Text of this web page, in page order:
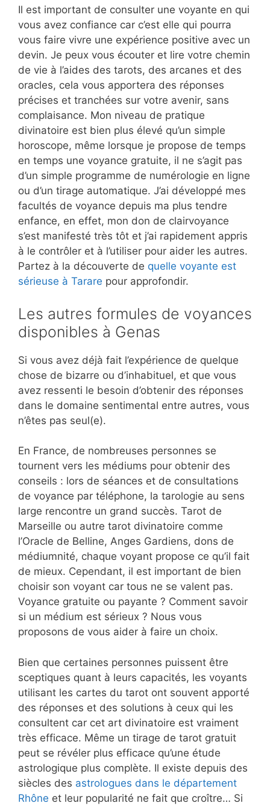
Il est important de consulter une voyante en qui
vous avez confiance car c’est elle qui pourra
vous faire vivre une expérience positive avec un
devin. Je peux vous écouter et lire votre chemin
de vie à l’aides des tarots, des arcanes et des
oracles, cela vous apportera des réponses
précises et tranchées sur votre avenir, sans
complaisance. Mon niveau de pratique
divinatoire est bien plus élevé qu’un simple
horoscope, même lorsque je propose de temps
en temps une voyance gratuite, il ne s’agit pas
d’un simple programme de numérologie en ligne
ou d’un tirage automatique. J’ai développé mes
facultés de voyance depuis ma plus tendre
enfance, en effet, mon don de clairvoyance
s’est manifesté très tôt et j’ai rapidement appris
à le contrôler et à l’utiliser pour aider les autres.
Partez à la découverte de quelle voyante est
sérieuse à Tarare pour approfondir.
Les autres formules de voyances
disponibles à Genas
Si vous avez déjà fait l’expérience de quelque
chose de bizarre ou d’inhabituel, et que vous
avez ressenti le besoin d’obtenir des réponses
dans le domaine sentimental entre autres, vous
n’êtes pas seul(e).
En France, de nombreuses personnes se
tournent vers les médiums pour obtenir des
conseils : lors de séances et de consultations
de voyance par téléphone, la tarologie au sens
large rencontre un grand succès. Tarot de
Marseille ou autre tarot divinatoire comme
l’Oracle de Belline, Anges Gardiens, dons de
médiumnité, chaque voyant propose ce qu’il fait
de mieux. Cependant, il est important de bien
choisir son voyant car tous ne se valent pas.
Voyance gratuite ou payante ? Comment savoir
si un médium est sérieux ? Nous vous
proposons de vous aider à faire un choix.
Bien que certaines personnes puissent être
sceptiques quant à leurs capacités, les voyants
utilisant les cartes du tarot ont souvent apporté
des réponses et des solutions à ceux qui les
consultent car cet art divinatoire est vraiment
très efficace. Même un tirage de tarot gratuit
peut se révéler plus efficace qu’une étude
astrologique plus complète. Il existe depuis des
siècles des astrologues dans le département
Rhône et leur popularité ne fait que croître… Si